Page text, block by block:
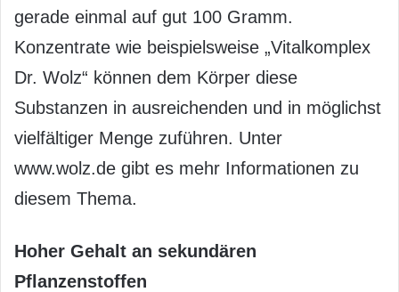
gerade einmal auf gut 100 Gramm.
Konzentrate wie beispielsweise „Vitalkomplex
Dr. Wolz“ können dem Körper diese
Substanzen in ausreichenden und in möglichst
vielfältiger Menge zuführen. Unter
www.wolz.de gibt es mehr Informationen zu
diesem Thema.
Hoher Gehalt an sekundären
Pflanzenstoffen